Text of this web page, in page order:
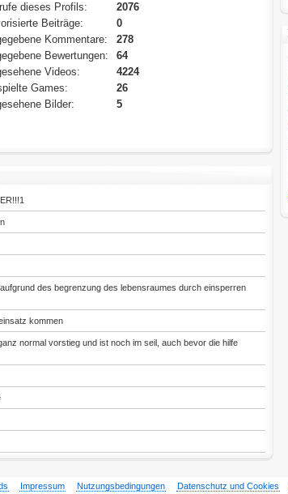
dieses Profils:
2076
Beiträge:
0
Kommentare:
278
Bewertungen:
64
Videos:
4224
Games:
26
Bilder:
5
des begrenzung des lebensraumes durch einsperren
kommen
normal vorstieg und ist noch im seil, auch bevor die hilfe
Impressum Nutzungsbedingungen Datenschutz und Cookies